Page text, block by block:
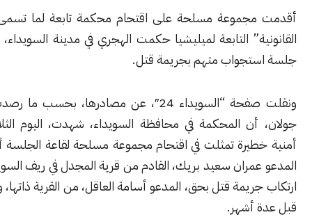
مسلحة على اقتحام محكمة تابعة لما تسمى بـ “اللجنة
التابعة لميليشيا حكمت الهجري في مدينة السويداء، وذلك أثناء
متهم بجريمة قتل.
ونقلت صفحة “السويداء 24″، عن مصادرها، بحسب ما رصدت مؤسسة
المحكمة في محافظة السويداء، شهدت، اليوم الثلاثاء، حادثة
تمثلت في اقتحام مجموعة مسلحة لقاعة الجلسة أثناء عرض،
سعيد بريك، القادم من قرية المجدل في ريف السويداء، بتهمة
قتل بحق، المدعو أسامة العاقل، من القرية ذاتها، والتي وقعت
أشهر.